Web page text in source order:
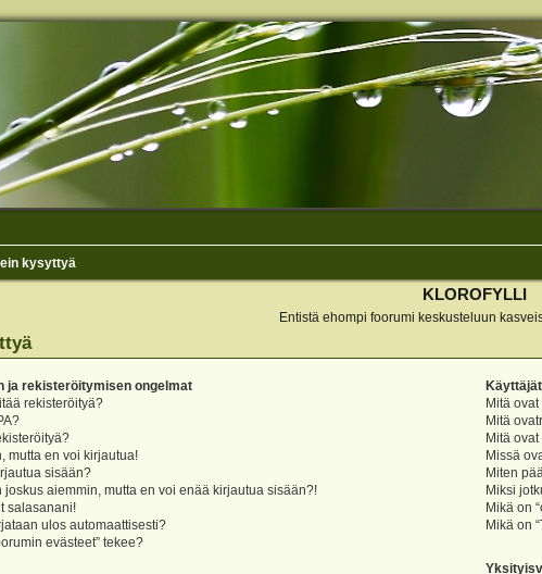
kysyttyä
KLOROFYLLI
Entistä ehompi foorumi keskusteluun
ja rekisteröitymisen ongelmat
rekisteröityä?
mutta en voi kirjautua!
sisään?
joskus aiemmin, mutta en voi enää kirjautua sisään?!
salasanani!
ulos automaattisesti?
evästeet” tekee?
Mitä
Mitä
Mitä
Missä
Miten
Miksi
Mikä on
Mikä on